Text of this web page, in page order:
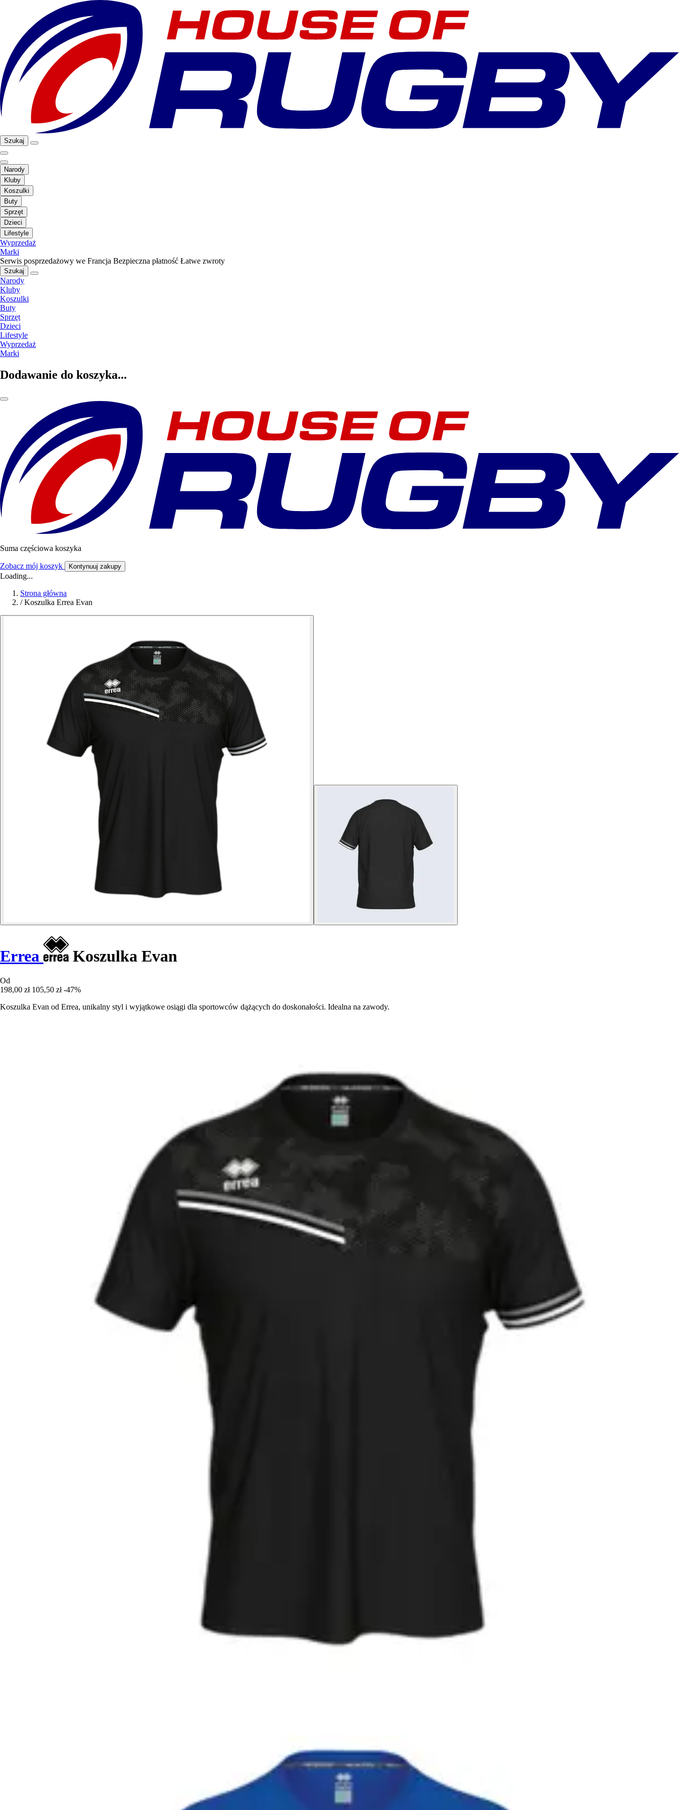
Szukaj
Narody
Kluby
Koszulki
Buty
Sprzęt
Dzieci
Lifestyle
Wyprzedaż
Marki
Serwis posprzedażowy we Francja Bezpieczna płatność Łatwe zwroty
Szukaj
Narody
Kluby
Koszulki
Buty
Sprzęt
Dzieci
Lifestyle
Wyprzedaż
Marki
Dodawanie do koszyka...
Suma częściowa koszyka
Zobacz mój koszyk Kontynuuj zakupy
Loading...
Strona główna
/ Koszulka Errea Evan
Errea Koszulka Evan
Od
198,00 zł 105,50 zł -47%
Koszulka Evan od Errea, unikalny styl i wyjątkowe osiągi dla sportowców dążących do doskonałości. Idealna na zawody.